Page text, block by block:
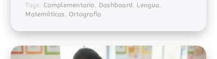
Tags: Complementario, Dashboard, Lengua,
Matemáticas,Ortografía